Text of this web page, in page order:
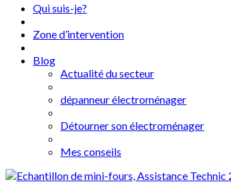
Qui suis-je?
Zone d’intervention
Blog
Actualité du secteur
dépanneur électroménager
Détourner son électroménager
Mes conseils